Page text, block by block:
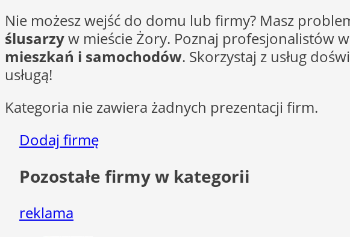
Nie możesz wejść do domu lub firmy? Masz
ślusarzyw mieście Żory. Poznaj profesjonalistów
mieszkań i samochodów. Skorzystaj z usług
usługą!
Kategoria nie zawiera żadnych prezentacji firm.
Dodaj firmę
Pozostałe firmy w kategorii
reklama